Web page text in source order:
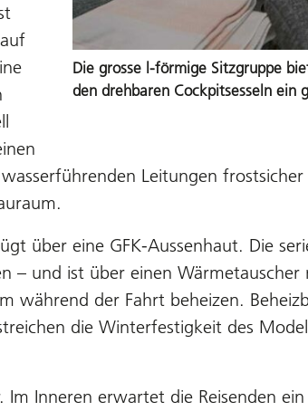
Die grosse l-förmige Sitzgruppe
den drehbaren Cockpitsesseln ein
Leitungen
über eine GFK-Aussenhaut. Die
– und ist über einen
der Fahrt beheizen.
die Winterfestigkeit des
Inneren erwartet die Reisenden